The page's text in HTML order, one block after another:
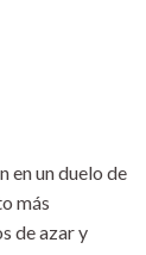
en un duelo de
más
de azar y